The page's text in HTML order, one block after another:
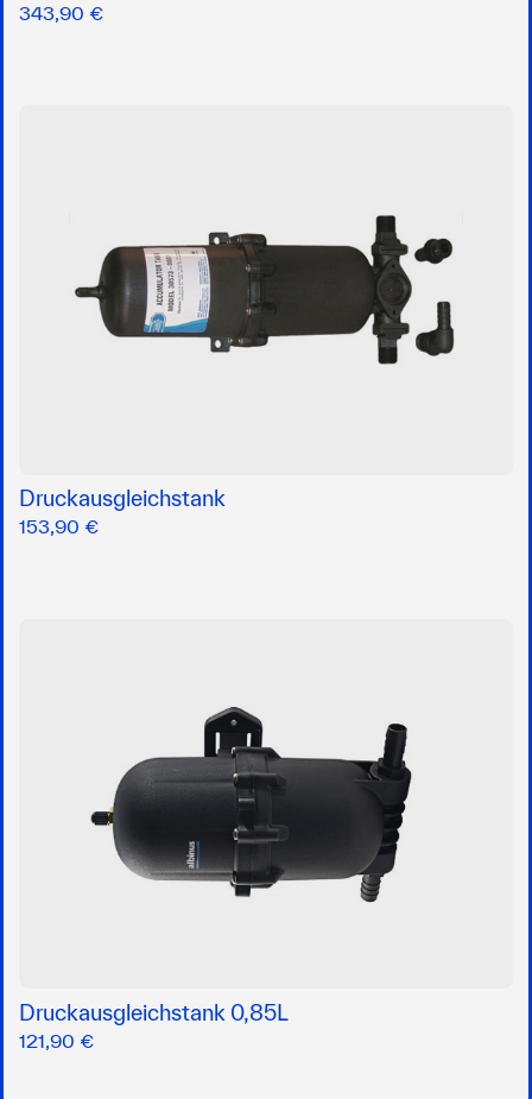
343,90 €
Druckausgleichstank
153,90 €
Druckausgleichstank 0,85L
121,90 €